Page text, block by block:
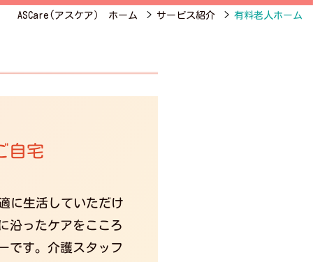
ASCare(アスケア） ホーム > サービス紹介 > 有料老人ホーム
自宅
に生活していただけ
沿ったケアをこころ
です。介護スタッフ